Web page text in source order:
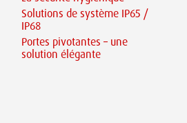
Solutions de système IP65 /
IP68
Portes pivotantes – une
solution élégante